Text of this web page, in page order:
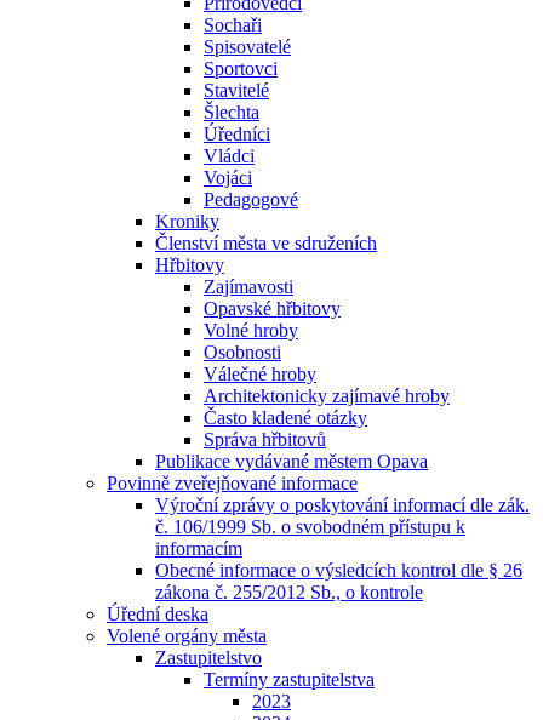
Sochaři
Spisovatelé
Sportovci
Stavitelé
Šlechta
Úředníci
Vládci
Vojáci
Pedagogové
Kroniky
Členství města ve sdruženích
Hřbitovy
Zajímavosti
Opavské hřbitovy
Volné hroby
Osobnosti
Válečné hroby
Architektonicky zajímavé hroby
Často kladené otázky
Správa hřbitovů
Publikace vydávané městem Opava
Povinně zveřejňované informace
Výroční zprávy o poskytování informací dle zák.
č. 106/1999 Sb. o svobodném přístupu k
informacím
Obecné informace o výsledcích kontrol dle § 26
zákona č. 255/2012 Sb., o kontrole
Úřední deska
Volené orgány města
Zastupitelstvo
Termíny zastupitelstva
2023